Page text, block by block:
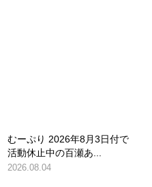
むーぷり 2026年8月3日付で
活動休止中の百瀬あ...
2026.08.04